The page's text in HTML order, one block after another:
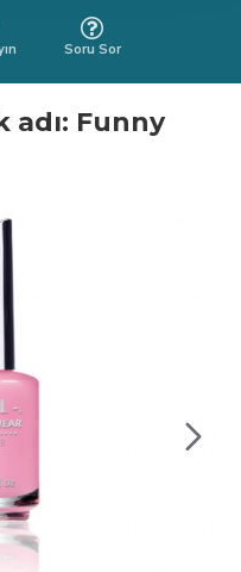
Soru Sor
adı: Funny